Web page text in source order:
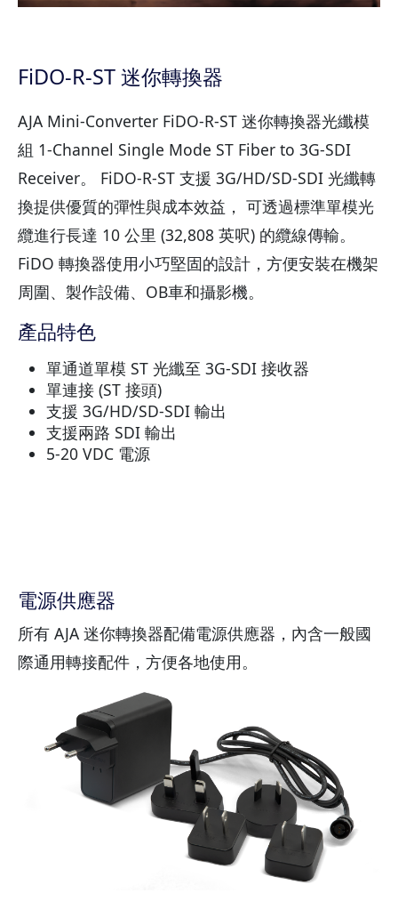
FiDO-R-ST 迷你轉換器
AJA Mini-Converter FiDO-R-ST 迷你轉換器光纖模
組 1-Channel Single Mode ST Fiber to 3G-SDI
Receiver。 FiDO-R-ST 支援 3G/HD/SD-SDI 光纖轉
換提供優質的彈性與成本效益， 可透過標準單模光
纜進行長達 10 公里 (32,808 英呎) 的纜線傳輸。
FiDO 轉換器使用小巧堅固的設計，方便安裝在機架
周圍、製作設備、OB車和攝影機。
產品特色
單通道單模 ST 光纖至 3G-SDI 接收器
單連接 (ST 接頭)
支援 3G/HD/SD-SDI 輸出
支援兩路 SDI 輸出
5-20 VDC 電源
電源供應器
所有 AJA 迷你轉換器配備電源供應器，內含一般國
際通用轉接配件，方便各地使用。